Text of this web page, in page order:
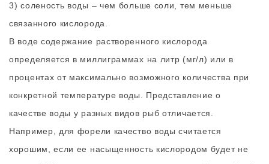
3) соленость воды – чем больше соли, тем меньше
связанного кислорода.
В воде содержание растворенного кислорода
определяется в миллиграммах на литр (мг/л) или в
процентах от максимально возможного количества при
конкретной температуре воды. Представление о
качестве воды у разных видов рыб отличается.
Например, для форели качество воды считается
хорошим, если ее насыщенность кислородом будет не